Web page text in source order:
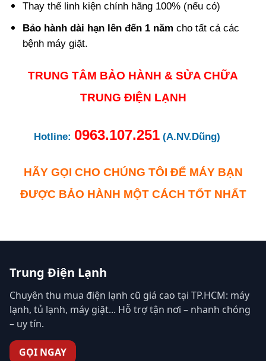
Thay thế linh kiện chính hãng 100% (nếu có)
Bảo hành dài hạn lên đến 1 năm cho tất cả các
bệnh máy giặt.
TRUNG TÂM BẢO HÀNH & SỬA CHỮA
TRUNG ĐIỆN LẠNH
Hotline: 0963.107.251 (A.NV.Dũng)
HÃY GỌI CHO CHÚNG TÔI ĐỂ MÁY BẠN
ĐƯỢC BẢO HÀNH MỘT CÁCH TỐT NHẤT
Trung Điện Lạnh
Chuyên thu mua điện lạnh cũ giá cao tại TP.HCM: máy
lạnh, tủ lạnh, máy giặt... Hỗ trợ tận nơi – nhanh chóng
– uy tín.
GỌI NGAY